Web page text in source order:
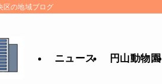
区の地域ブログ
ニュース 円山動物園